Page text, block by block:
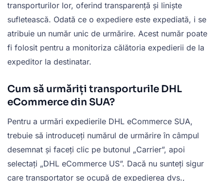
transporturilor lor, oferind transparență și liniște
sufletească. Odată ce o expediere este expediată, i se
atribuie un număr unic de urmărire. Acest număr poate
fi folosit pentru a monitoriza călătoria expedierii de la
expeditor la destinatar.
Cum să urmăriți transporturile DHL
eCommerce din SUA?
Pentru a urmări expedierile DHL eCommerce SUA,
trebuie să introduceți numărul de urmărire în câmpul
desemnat și faceți clic pe butonul „Carrier”, apoi
selectați „DHL eCommerce US”. Dacă nu sunteți sigur
care transportator se ocupă de expedierea dvs.,